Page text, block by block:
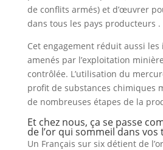
de conflits armés) et d’œuvrer
dans tous les pays producteurs .
Cet engagement réduit aussi les
amenés par l’exploitation
contrôlée. L’utilisation du
profit de substances chimiques
de nombreuses étapes de la
Et chez nous, ça se passe
de l’or qui sommeil dans vos
Un Français sur six détient de